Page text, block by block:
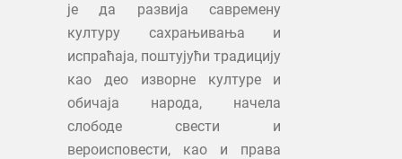
је да развија савремену
културу сахрањивања и
испраћаја, поштујући традицију
као део изворне културе и
обичаја народа, начела
слободе свести и
вероисповести, као и права